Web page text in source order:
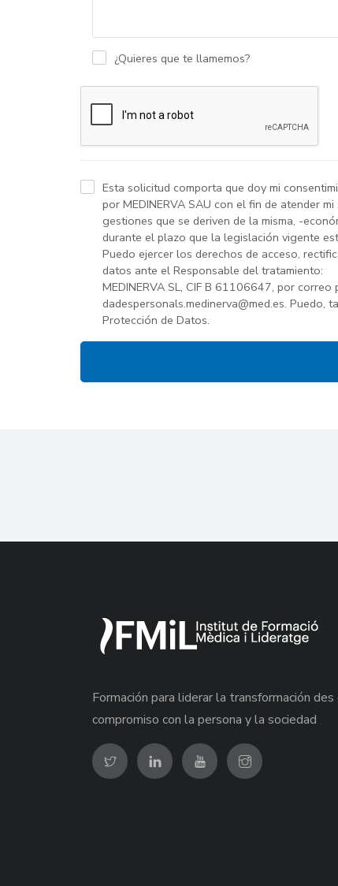
¿Quieres que te llamemos?
Esta solicitud comporta que doy mi
por MEDINERVA SAU con el fin de atender
gestiones que se deriven de la misma, -
durante el plazo que la legislación vigente
Puedo ejercer los derechos de acceso,
datos ante el Responsable del tratamiento:
MEDINERVA SL, CIF B 61106647, por
dadespersonals.medinerva@med.es. Puedo,
Protección de Datos.
Formación para liderar la transformación
compromiso con la persona y la sociedad